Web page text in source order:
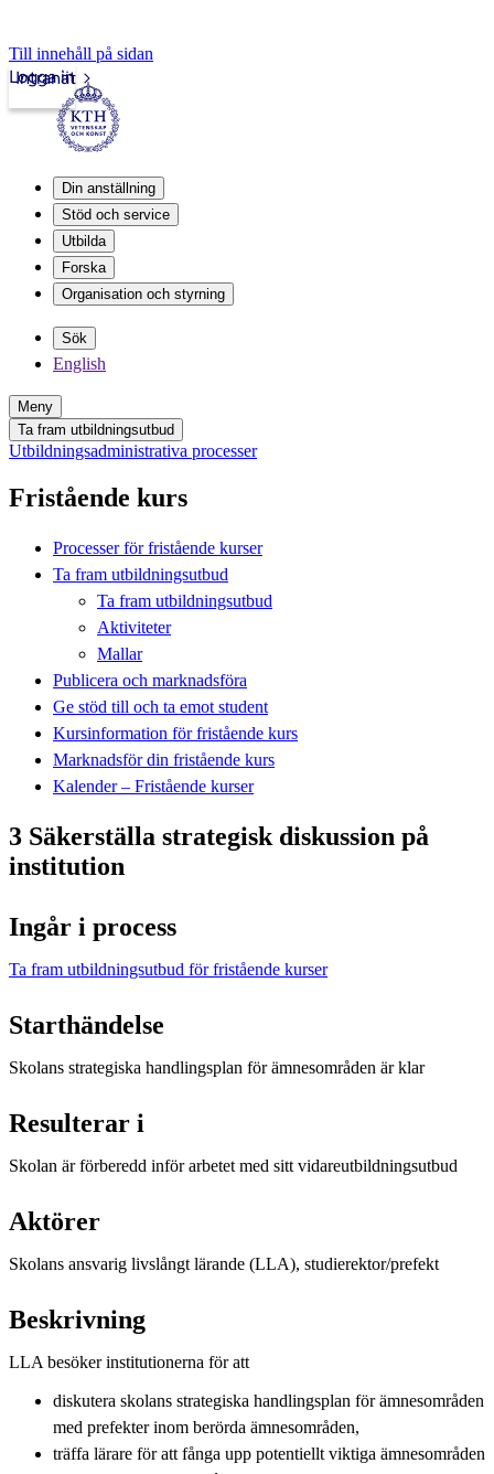
Till innehåll på sidan
Intranät
Logga in
Din anställning
Stöd och service
Utbilda
Forska
Organisation och styrning
Sök
English
Meny
Ta fram utbildningsutbud
Utbildningsadministrativa processer
Fristående kurs
Processer för fristående kurser
Ta fram utbildningsutbud
Ta fram utbildningsutbud
Aktiviteter
Mallar
Publicera och marknadsföra
Ge stöd till och ta emot student
Kursinformation för fristående kurs
Marknadsför din fristående kurs
Kalender – Fristående kurser
3 Säkerställa strategisk diskussion på
institution
Ingår i process
Ta fram utbildningsutbud för fristående kurser
Starthändelse
Skolans strategiska handlingsplan för ämnesområden är klar
Resulterar i
Skolan är förberedd inför arbetet med sitt vidareutbildningsutbud
Aktörer
Skolans ansvarig livslångt lärande (LLA), studierektor/prefekt
Beskrivning
LLA besöker institutionerna för att
diskutera skolans strategiska handlingsplan för ämnesområden
med prefekter inom berörda ämnesområden,
träffa lärare för att fånga upp potentiellt viktiga ämnesområden